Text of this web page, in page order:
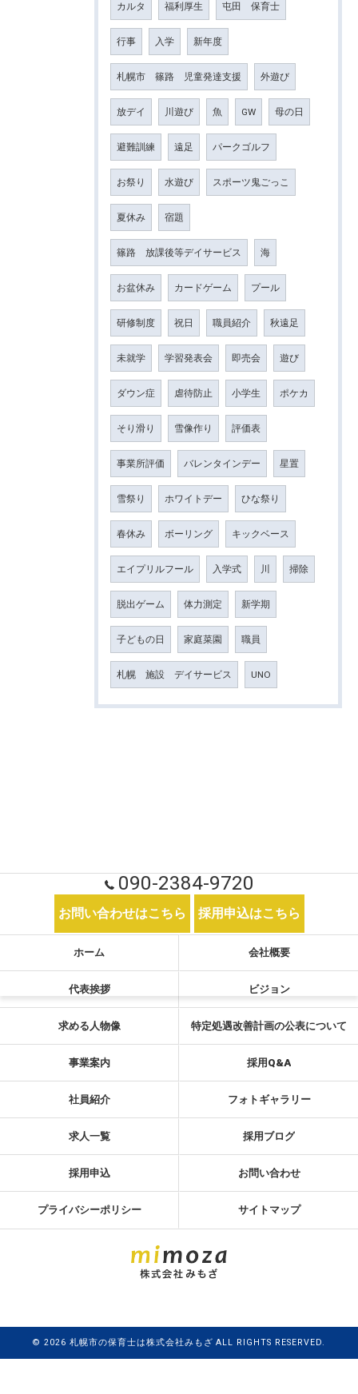
カルタ 福利厚生 屯田 保育士
行事 入学 新年度
札幌市 篠路 児童発達支援 外遊び
放デイ 川遊び 魚 GW 母の日
避難訓練 遠足 パークゴルフ
お祭り 水遊び スポーツ鬼ごっこ
夏休み 宿題
篠路 放課後等デイサービス 海
お盆休み カードゲーム プール
研修制度 祝日 職員紹介 秋遠足
未就学 学習発表会 即売会 遊び
ダウン症 虐待防止 小学生 ポケカ
そり滑り 雪像作り 評価表
事業所評価 バレンタインデー 星置
雪祭り ホワイトデー ひな祭り
春休み ボーリング キックベース
エイプリルフール 入学式 川 掃除
脱出ゲーム 体力測定 新学期
子どもの日 家庭菜園 職員
札幌 施設 デイサービス UNO
090-2384-9720
お問い合わせはこちら 採用申込はこちら
ホーム 会社概要
代表挨拶 ビジョン
求める人物像 特定処遇改善計画の公表について
事業案内 採用Q&A
社員紹介 フォトギャラリー
求人一覧 採用ブログ
採用申込 お問い合わせ
プライバシーポリシー サイトマップ
© 2026 札幌市の保育士は株式会社みもざ ALL RIGHTS RESERVED.